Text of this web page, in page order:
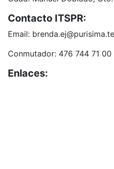
Contacto ITSPR:
Email:
Conmutador: 476 744 71 00
Enlaces: